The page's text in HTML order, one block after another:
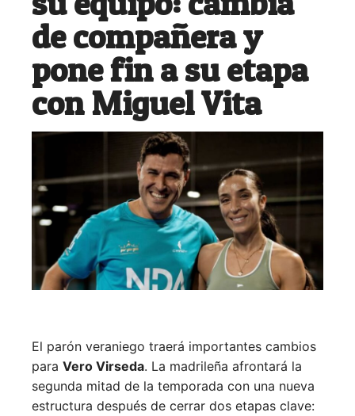
de compañera y
pone fin a su etapa
con Miguel Vita
El parón veraniego traerá importantes cambios
para Vero Virseda. La madrileña afrontará la
segunda mitad de la temporada con una nueva
estructura después de cerrar dos etapas clave: